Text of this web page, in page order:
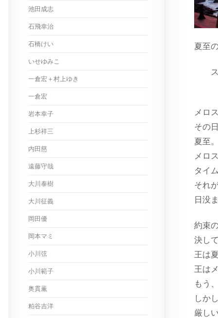
夏至
ス
メロ
その
夏至
メロ
タイ
それ
日没
約束
決し
王は
王は
もう
しか
厳し
池田成志
石飛幸治
石橋けい
いせゆみこ
一倉宏＋村上ゆき
一倉宏
岩本幸子
上杉祥三
内田慈
遠藤守哉
大川泰樹
大川征義
岡田優
岡本マミ
小川弦
小川範子
奥貫薫
粕谷吉洋